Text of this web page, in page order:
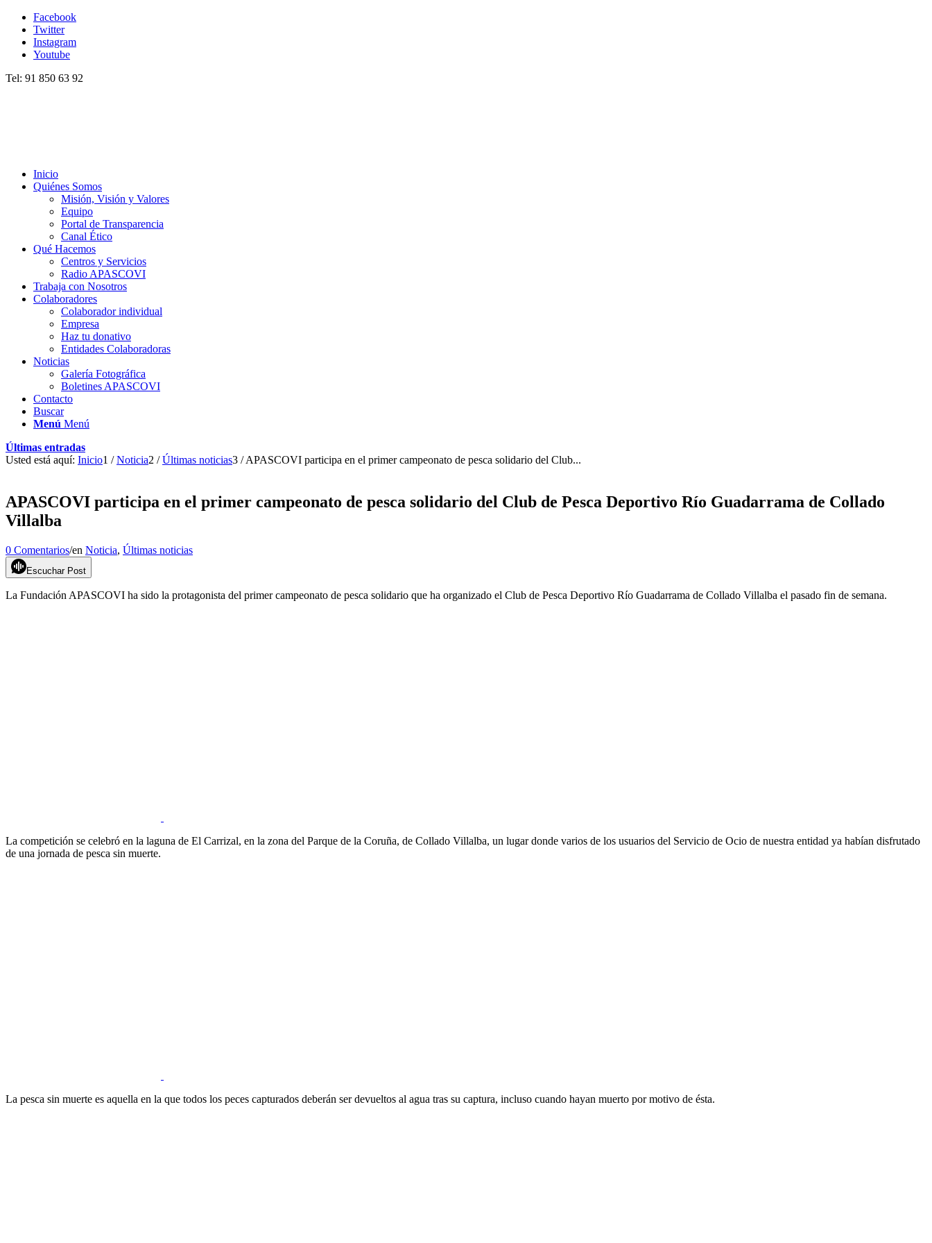
Facebook
Twitter
Instagram
Youtube
Tel: 91 850 63 92
Inicio
Quiénes Somos
Misión, Visión y Valores
Equipo
Portal de Transparencia
Canal Ético
Qué Hacemos
Centros y Servicios
Radio APASCOVI
Trabaja con Nosotros
Colaboradores
Colaborador individual
Empresa
Haz tu donativo
Entidades Colaboradoras
Noticias
Galería Fotográfica
Boletines APASCOVI
Contacto
Buscar
Menú Menú
Últimas entradas
Usted está aquí: Inicio1 / Noticia2 / Últimas noticias3 / APASCOVI participa en el primer campeonato de pesca solidario del Club...
APASCOVI participa en el primer campeonato de pesca solidario del Club de Pesca Deportivo Río Guadarrama de Collado
Villalba
0 Comentarios/en Noticia, Últimas noticias
Escuchar Post
La Fundación APASCOVI ha sido la protagonista del primer campeonato de pesca solidario que ha organizado el Club de Pesca Deportivo Río Guadarrama de Collado Villalba el pasado fin de semana.
La competición se celebró en la laguna de El Carrizal, en la zona del Parque de la Coruña, de Collado Villalba, un lugar donde varios de los usuarios del Servicio de Ocio de nuestra entidad ya habían disfrutado
de una jornada de pesca sin muerte.
La pesca sin muerte es aquella en la que todos los peces capturados deberán ser devueltos al agua tras su captura, incluso cuando hayan muerto por motivo de ésta.